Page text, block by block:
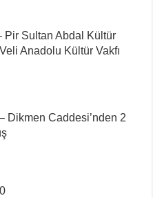
Pir Sultan Abdal Kültür
Anadolu Kültür Vakfı
Dikmen Caddesi’nden 2